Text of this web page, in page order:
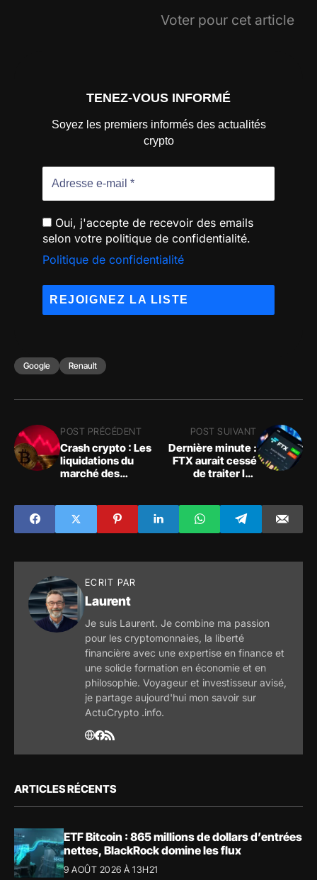
Voter pour cet article
TENEZ-VOUS INFORMÉ
Soyez les premiers informés des actualités
crypto
Oui, j'accepte de recevoir des emails
selon votre politique de confidentialité.
Politique de confidentialité
Google Renault
POST PRÉCÉDENT
Crash crypto : Les
liquidations du
marché des
millions de dollars
au cours des 12
dernières heures
POST SUIVANT
Dernière minute :
FTX aurait cessé
de traiter les
ECRIT PAR
Laurent
Je suis Laurent. Je combine ma passion
pour les cryptomonnaies, la liberté
financière avec une expertise en finance et
une solide formation en économie et en
philosophie. Voyageur et investisseur avisé,
je partage aujourd'hui mon savoir sur
ActuCrypto .info.
ARTICLES RÉCENTS
ETF Bitcoin : 865 millions de dollars d’entrées
nettes, BlackRock domine les flux
9 AOÛT 2026 À 13H21